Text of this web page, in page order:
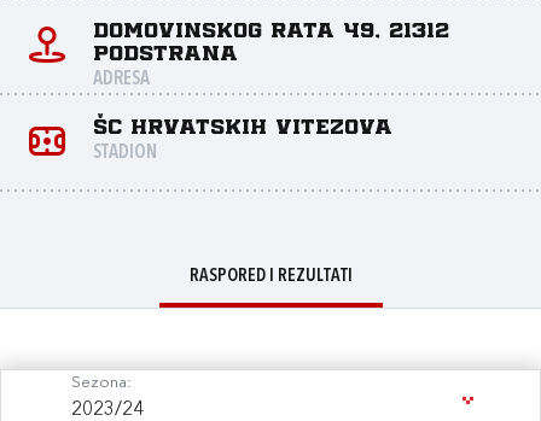
Domovinskog rata 49, 21312
Podstrana
ADRESA
ŠC Hrvatskih vitezova
STADION
RASPORED I REZULTATI
Sezona:
2023/24